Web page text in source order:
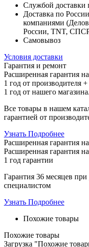
Службой
Доставка по
компаниями
России, TNT,
Самовывоз
Условия доставки
Гарантия и ремонт
Расширенная гарантия
1 год от производителя +
1 год от нашего магазина.
Все товары в нашем
гарантией от
Узнать Подробнее
Расширенная гарантия
Расширенная гарантия на
1 год гарантии
Гарантия 36 месяцев
специалистом
Узнать Подробнее
Похожие товары
Похожие товары
Загрузка "Похожие